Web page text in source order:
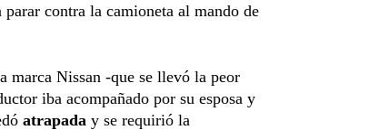
contra la camioneta al mando de
marca Nissan -que se llevó la peor
iba acompañado por su esposa y
atrapada y se requirió la